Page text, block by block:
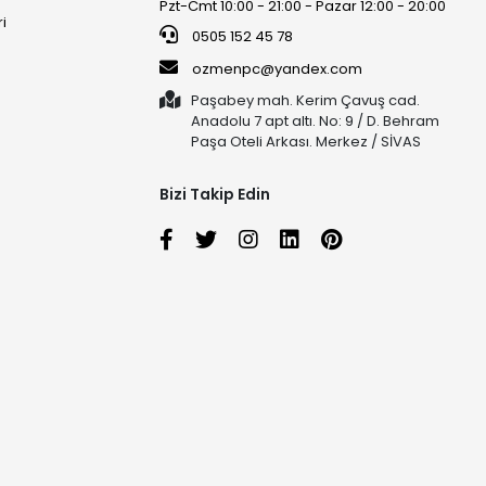
Pzt-Cmt 10:00 - 21:00 - Pazar 12:00 - 20:00
0505 152 45 78
ozmenpc@yandex.com
Paşabey mah. Kerim Çavuş cad.
Anadolu 7 apt altı. No: 9 / D. Behram
Paşa Oteli Arkası. Merkez / SİVAS
Bizi Takip Edin